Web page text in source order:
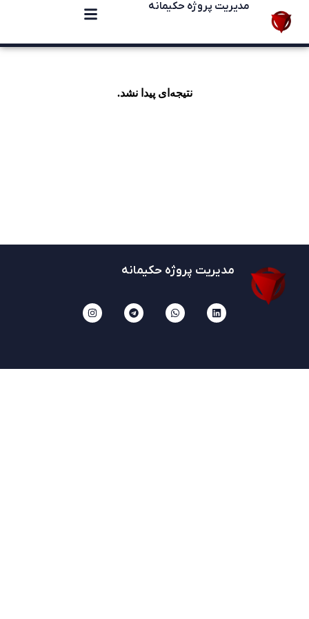
مدیریت پروژه حکیمانه
نتیجه‌ای پیدا نشد.
مدیریت پروژه حکیمانه